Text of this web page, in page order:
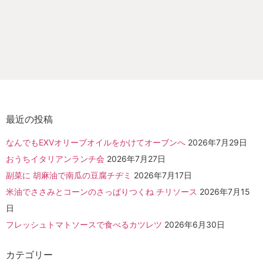
最近の投稿
なんでもEXVオリーブオイルをかけてオーブンへ 2026年7月29日
おうちイタリアンランチ会 2026年7月27日
副菜に 胡麻油で南瓜の豆腐チヂミ 2026年7月17日
米油でささみとコーンのさっぱりつくね チリソース 2026年7月15
日
フレッシュトマトソースで食べるカツレツ 2026年6月30日
カテゴリー